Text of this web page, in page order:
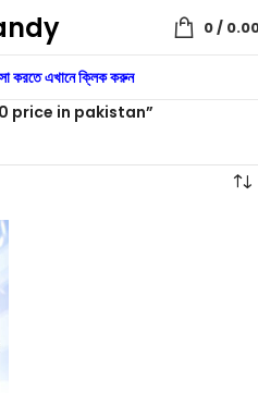
0/
করতে এখানে ক্লিক করুন
price in pakistan”